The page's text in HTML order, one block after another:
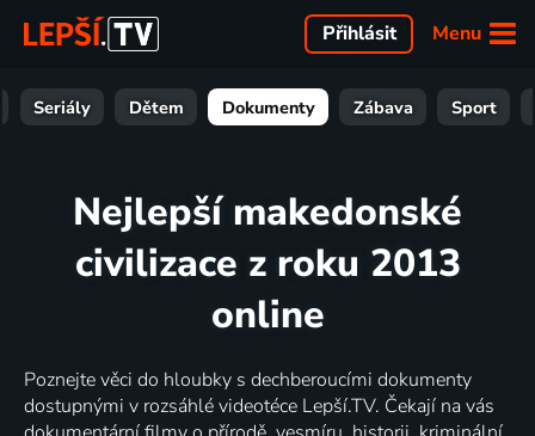
Menu
Přihlásit
Seriály Dětem Dokumenty Zábava Sport
Nejlepší makedonské
civilizace z roku 2013
online
Poznejte věci do hloubky s dechberoucími dokumenty
dostupnými v rozsáhlé videotéce Lepší.TV. Čekají na vás